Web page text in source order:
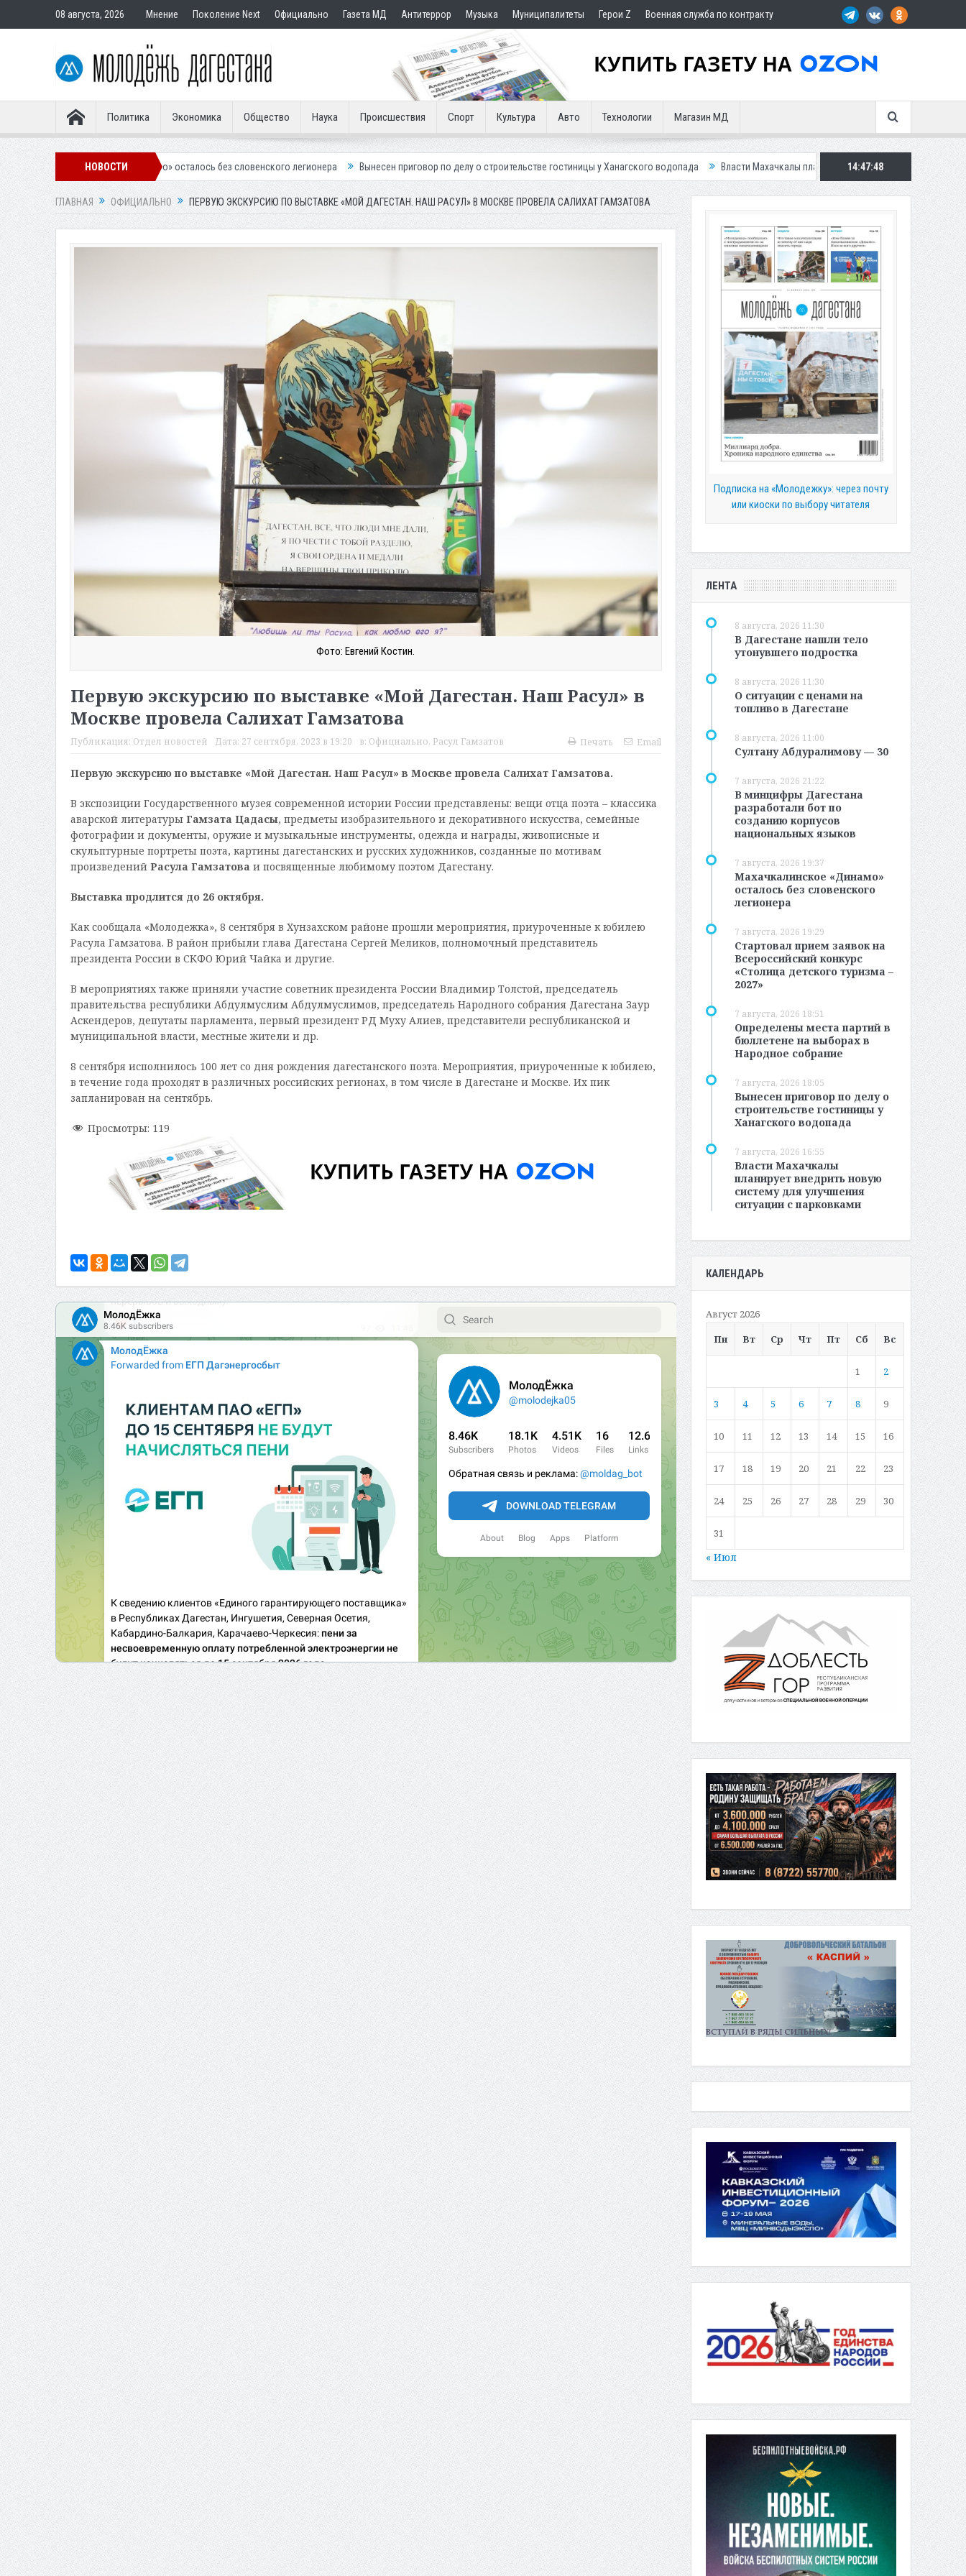
08 августа, 2026 Мнение Поколение Next Официально Газета МД Антитеррор Музыка Муниципалитеты Герои Z Военная служба по контракту
Политика Экономика Общество Наука Происшествия Спорт Культура Авто Технологии Магазин МД
НОВОСТИ
«Динамо» осталось без словенского легионера Вынесен приговор по делу о строительстве гостиницы у Ханагского водопада Власти Махачкалы планирует внедрить новую систему для улучшения
14:47:49
ГЛАВНАЯ ОФИЦИАЛЬНО ПЕРВУЮ ЭКСКУРСИЮ ПО ВЫСТАВКЕ «МОЙ ДАГЕСТАН. НАШ РАСУЛ» В МОСКВЕ ПРОВЕЛА САЛИХАТ ГАМЗАТОВА
Фото: Евгений Костин.
Первую экскурсию по выставке «Мой Дагестан. Наш Расул» в
Москве провела Салихат Гамзатова
Публикация: Отдел новостей Дата: 27 сентября, 2023 в 19:20 в: Официально, Расул Гамзатов Печать Email
Первую экскурсию по выставке «Мой Дагестан. Наш Расул» в Москве провела Салихат Гамзатова.
В экспозиции Государственного музея современной истории России представлены: вещи отца поэта – классика
аварской литературы Гамзата Цадасы, предметы изобразительного и декоративного искусства, семейные
фотографии и документы, оружие и музыкальные инструменты, одежда и награды, живописные и
скульптурные портреты поэта, картины дагестанских и русских художников, созданные по мотивам
произведений Расула Гамзатова и посвященные любимому поэтом Дагестану.
Выставка продлится до 26 октября.
Как сообщала «Молодежка», 8 сентября в Хунзахском районе прошли мероприятия, приуроченные к юбилею
Расула Гамзатова. В район прибыли глава Дагестана Сергей Меликов, полномочный представитель
президента России в СКФО Юрий Чайка и другие.
В мероприятиях также приняли участие советник президента России Владимир Толстой, председатель
правительства республики Абдулмуслим Абдулмуслимов, председатель Народного собрания Дагестана Заур
Аскендеров, депутаты парламента, первый президент РД Муху Алиев, представители республиканской и
муниципальной власти, местные жители и др.
8 сентября исполнилось 100 лет со дня рождения дагестанского поэта. Мероприятия, приуроченные к юбилею,
в течение года проходят в различных российских регионах, в том числе в Дагестане и Москве. Их пик
запланирован на сентябрь.
Просмотры: 119
Подписка на «Молодежку»: через почту
или киоски по выбору читателя
ЛЕНТА
8 августа, 2026 11:30
В Дагестане нашли тело
утонувшего подростка
8 августа, 2026 11:30
О ситуации с ценами на
топливо в Дагестане
8 августа, 2026 11:00
Султану Абдуралимову — 30
7 августа, 2026 21:22
В минцифры Дагестана
разработали бот по
созданию корпусов
национальных языков
7 августа, 2026 19:37
Махачкалинское «Динамо»
осталось без словенского
легионера
7 августа, 2026 19:29
Стартовал прием заявок на
Всероссийский конкурс
«Столица детского туризма –
2027»
7 августа, 2026 18:51
Определены места партий в
бюллетене на выборах в
Народное собрание
7 августа, 2026 18:05
Вынесен приговор по делу о
строительстве гостиницы у
Ханагского водопада
7 августа, 2026 16:55
Власти Махачкалы
планирует внедрить новую
систему для улучшения
ситуации с парковками
КАЛЕНДАРЬ
Август 2026
Пн
Вт Ср Чт Пт Сб Вс
1 2
3 4 5 6 7 8 9
10 11 12 13 14 15 16
17 18 19 20 21 22 23
24 25 26 27 28 29 30
31
« Июл